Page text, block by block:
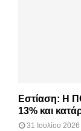
Εστίαση: Η
13% και
31 Ιουλίου 2026